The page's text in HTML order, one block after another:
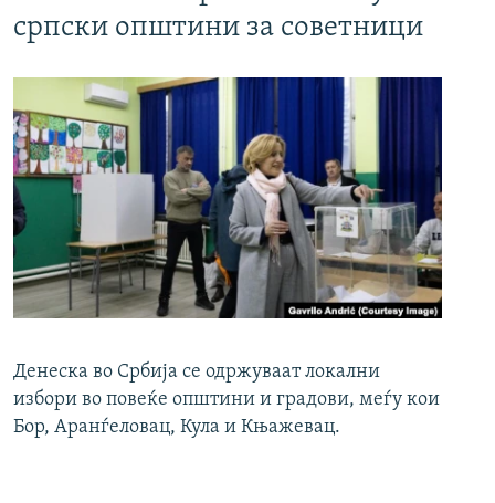
српски општини за советници
Денеска во Србија се одржуваат локални
избори во повеќе општини и градови, меѓу кои
Бор, Аранѓеловац, Кула и Књажевац.